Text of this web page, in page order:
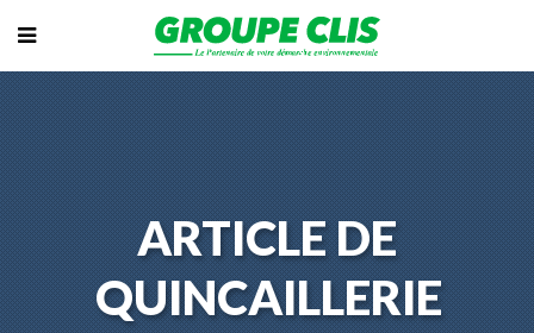
ARTICLE DE
QUINCAILLERIE